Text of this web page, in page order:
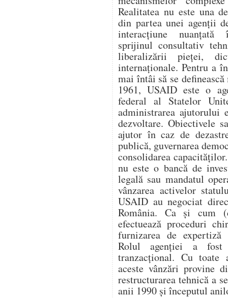
Realitatea nu este una
din partea unei agenții
interacțiune
sprijinul consultativ
liberalizării pieței,
internaționale. Pentru a
mai întâi să se
1961, USAID este o
federal al Statelor
administrarea ajutorului
dezvoltare. Obiectivele
ajutor în caz de
publică, guvernarea
consolidarea
nu este o bancă de
legală sau mandatul
vânzarea activelor
USAID au negociat
România. Ca și cum
efectuează proceduri
furnizarea de expertiză
Rolul agenției a fost
tranzacțional. Cu toate
aceste vânzări provine
restructurarea tehnică a
anii 1990 și începutul